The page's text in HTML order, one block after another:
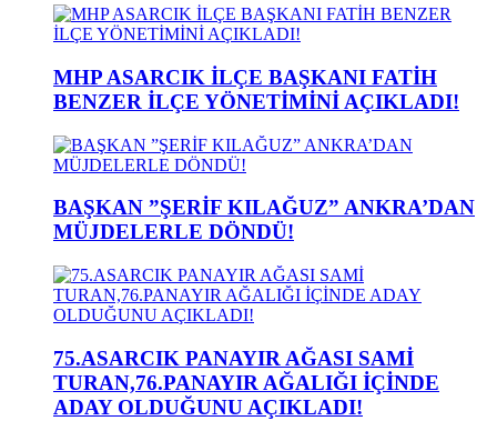
MHP ASARCIK İLÇE BAŞKANI FATİH
BENZER İLÇE YÖNETİMİNİ AÇIKLADI!
BAŞKAN ”ŞERİF KILAĞUZ” ANKRA’DAN
MÜJDELERLE DÖNDÜ!
75.ASARCIK PANAYIR AĞASI SAMİ
TURAN,76.PANAYIR AĞALIĞI İÇİNDE
ADAY OLDUĞUNU AÇIKLADI!